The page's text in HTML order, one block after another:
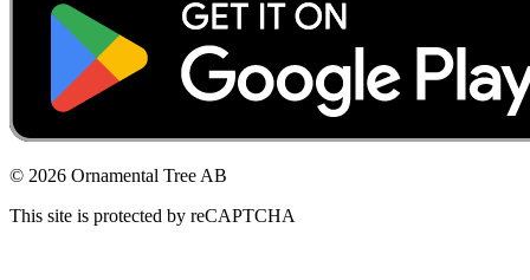
© 2026 Ornamental Tree AB
This site is protected by reCAPTCHA